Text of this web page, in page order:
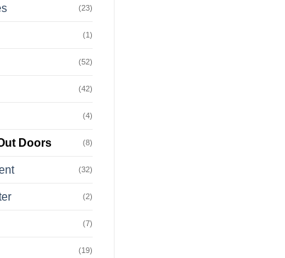
(23)
(1)
(52)
(42)
(4)
Doors (8)
(32)
(2)
(7)
(19)